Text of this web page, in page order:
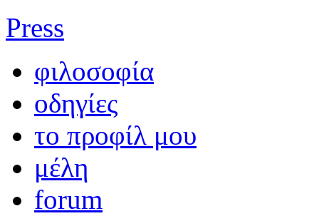
Press
φιλοσοφία
οδηγίες
το προφίλ μου
μέλη
forum